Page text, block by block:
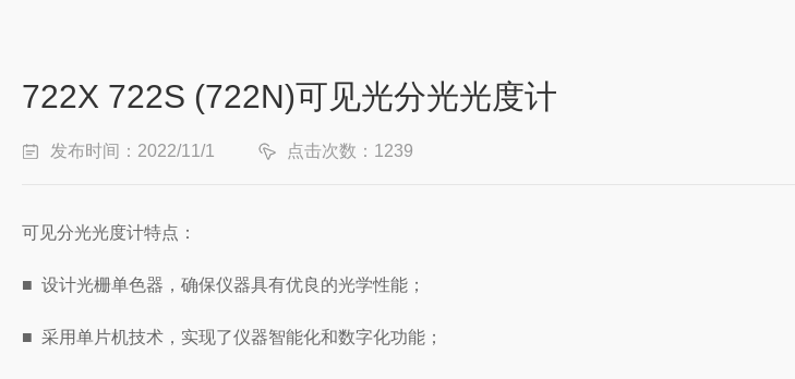
722X 722S (722N)可见光分光光度计
发布时间：2022/11/1 点击次数：1239
可见分光光度计特点：
■ 设计光栅单色器，确保仪器具有优良的光学性能；
■ 采用单片机技术，实现了仪器智能化和数字化功能；